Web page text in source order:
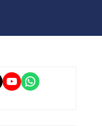
YouTube
WhatsApp